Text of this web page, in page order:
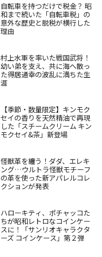
自転車を持つだけで税金？ 昭
和まで続いた「自転車税」の
意外な歴史と脱税が横行した
理由
村上水軍を率いた戦国武将！
幼い弟を支え、共に海へ散っ
た得居通幸の波乱に満ちた生
涯
【季節・数量限定】キンモク
セイの香りを天然精油で再現
した「スチームクリーム キン
モクセイ&茶」新登場
怪獣革を纏う！ダダ、エレキ
ング…ウルトラ怪獣モチーフ
の革を使った新アパレルコレ
クションが発表
ハローキティ、ポチャッコた
ちが昭和レトロなコインケー
スに！「サンリオキャラクタ
ーズ コインケース」第２弾